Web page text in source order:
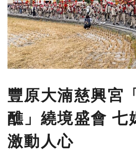
刊登
豐原大湳慈興宮
醮」繞境盛會 七
激動人心